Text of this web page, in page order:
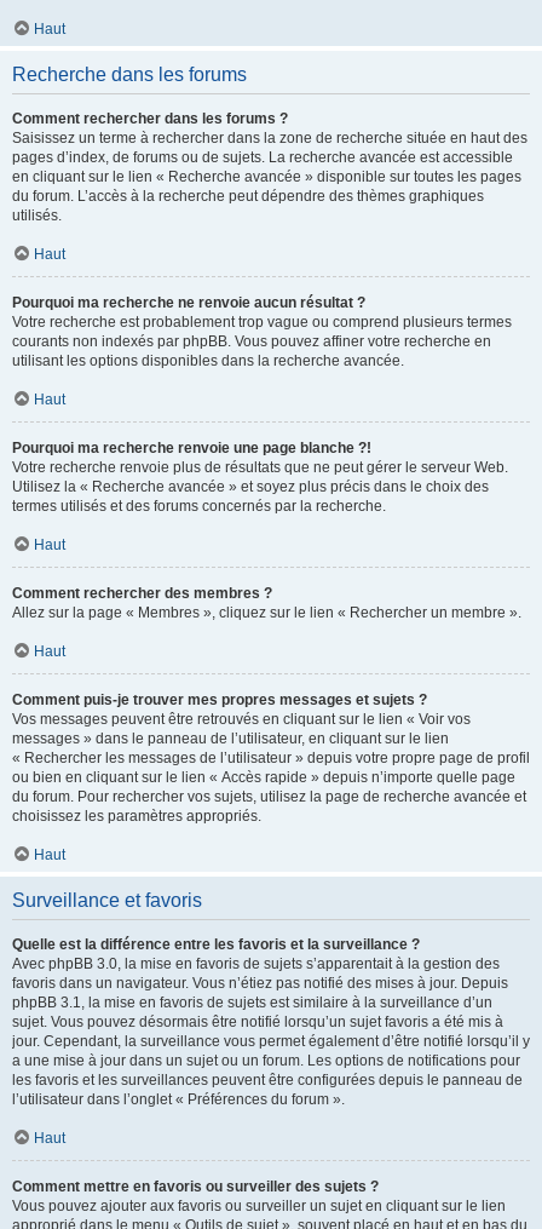
Haut
Recherche dans les forums
Comment rechercher dans les forums ?
Saisissez un terme à rechercher dans la zone de recherche située en haut des
pages d’index, de forums ou de sujets. La recherche avancée est accessible
en cliquant sur le lien « Recherche avancée » disponible sur toutes les pages
du forum. L’accès à la recherche peut dépendre des thèmes graphiques
utilisés.
Haut
Pourquoi ma recherche ne renvoie aucun résultat ?
Votre recherche est probablement trop vague ou comprend plusieurs termes
courants non indexés par phpBB. Vous pouvez affiner votre recherche en
utilisant les options disponibles dans la recherche avancée.
Haut
Pourquoi ma recherche renvoie une page blanche ?!
Votre recherche renvoie plus de résultats que ne peut gérer le serveur Web.
Utilisez la « Recherche avancée » et soyez plus précis dans le choix des
termes utilisés et des forums concernés par la recherche.
Haut
Comment rechercher des membres ?
Allez sur la page « Membres », cliquez sur le lien « Rechercher un membre ».
Haut
Comment puis-je trouver mes propres messages et sujets ?
Vos messages peuvent être retrouvés en cliquant sur le lien « Voir vos
messages » dans le panneau de l’utilisateur, en cliquant sur le lien
« Rechercher les messages de l’utilisateur » depuis votre propre page de profil
ou bien en cliquant sur le lien « Accès rapide » depuis n’importe quelle page
du forum. Pour rechercher vos sujets, utilisez la page de recherche avancée et
choisissez les paramètres appropriés.
Haut
Surveillance et favoris
Quelle est la différence entre les favoris et la surveillance ?
Avec phpBB 3.0, la mise en favoris de sujets s’apparentait à la gestion des
favoris dans un navigateur. Vous n’étiez pas notifié des mises à jour. Depuis
phpBB 3.1, la mise en favoris de sujets est similaire à la surveillance d’un
sujet. Vous pouvez désormais être notifié lorsqu’un sujet favoris a été mis à
jour. Cependant, la surveillance vous permet également d’être notifié lorsqu’il y
a une mise à jour dans un sujet ou un forum. Les options de notifications pour
les favoris et les surveillances peuvent être configurées depuis le panneau de
l’utilisateur dans l’onglet « Préférences du forum ».
Haut
Comment mettre en favoris ou surveiller des sujets ?
Vous pouvez ajouter aux favoris ou surveiller un sujet en cliquant sur le lien
approprié dans le menu « Outils de sujet », souvent placé en haut et en bas du